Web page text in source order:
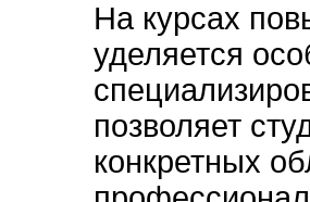
На курсах
уделяется
позволяет
конкретных